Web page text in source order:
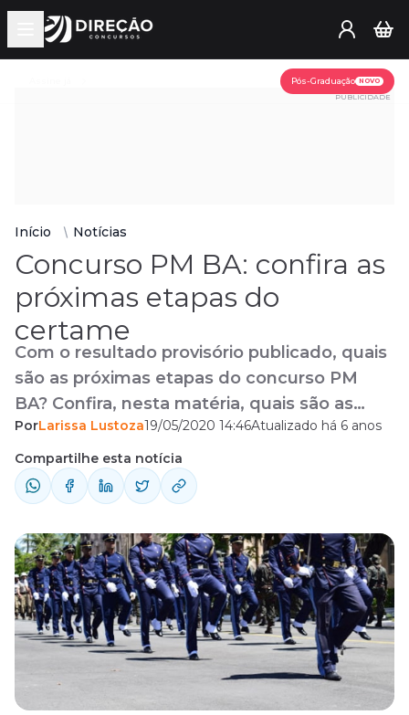
Open main menu
Pós-Graduação NOVO
PUBLICIDADE
Início Notícias
Concurso PM BA: confira as
próximas etapas do
certame
Com o resultado provisório publicado, quais
são as próximas etapas do concurso PM
BA? Confira, nesta matéria, quais são as
fases seguintes.
PorLarissa Lustoza19/05/2020 14:46Atualizado há 6 anos
Compartilhe esta notícia